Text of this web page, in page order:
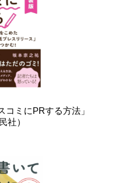
ミにPRする方法」
社）